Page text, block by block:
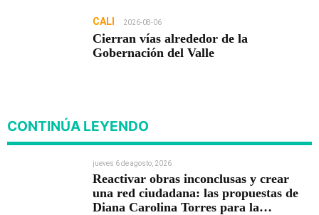
CALI 2026-08-06
Cierran vías alrededor de la
Gobernación del Valle
CONTINÚA LEYENDO
jueves 6 de agosto, 2026
Reactivar obras inconclusas y crear
una red ciudadana: las propuestas de
Diana Carolina Torres para la